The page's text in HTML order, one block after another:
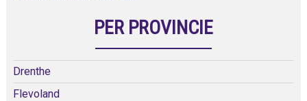
PER PROVINCIE
Drenthe
Flevoland